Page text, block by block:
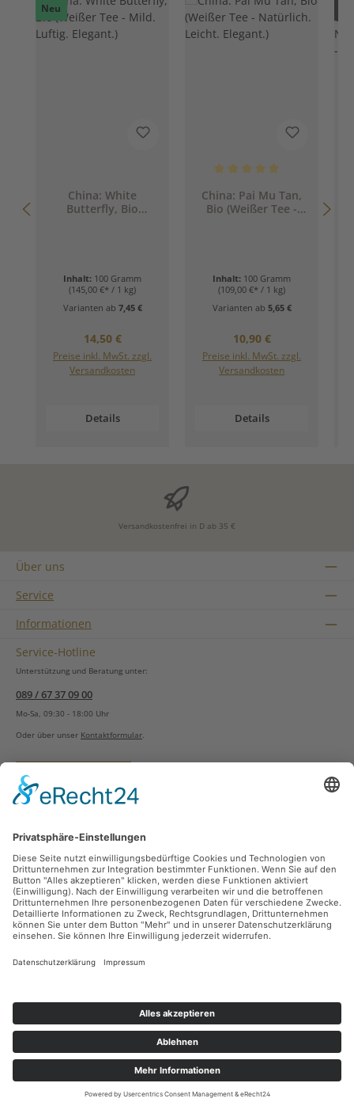
Neu
China: White
Butterfly, Bio
Inhalt: 100 Gramm
(145,00 €* / 1 kg)
Varianten ab 7,45 €
Regulärer Preis:
14,50 €
Preise inkl. MwSt. zzgl.
Versandkosten
Details
China: Pai Mu Tan,
Bio (Weißer Tee -
Inhalt: 100 Gramm
(109,00 €* / 1 kg)
Varianten ab 5,65 €
Regulärer Preis:
10,90 €
Preise inkl. MwSt. zzgl.
Versandkosten
Details
Versandkostenfrei in D ab 35 €
Über uns
Service
Informationen
Service-Hotline
Unterstützung und Beratung unter:
089 / 67 37 09 00
Mo-Sa, 09:30 - 18:00 Uhr
Oder über unser Kontaktformular.
Vertrag widerrufen
Zahlungsarten
Sicher Einkaufen
Ladengeschäft
Newsletter
Facebook Instagram
Alle Preise inkl. gesetzl. Mehrwertsteuer zzgl.
Nachnahmegebühren, wenn nicht anders angegeben.